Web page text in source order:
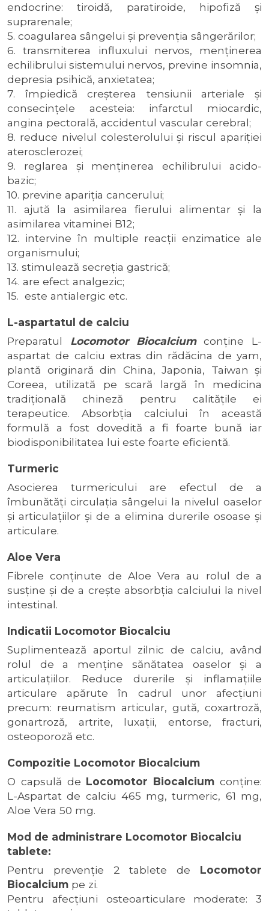
endocrine: tiroidă, paratiroide, hipofiză şi
suprarenale;
5. coagularea sângelui şi prevenţia sângerărilor;
6. transmiterea influxului nervos, menţinerea
echilibrului sistemului nervos, previne insomnia,
depresia psihică, anxietatea;
7. împiedică creşterea tensiunii arteriale şi
consecinţele acesteia: infarctul miocardic,
angina pectorală, accidentul vascular cerebral;
8. reduce nivelul colesterolului şi riscul apariţiei
aterosclerozei;
9. reglarea şi menţinerea echilibrului acido-
bazic;
10. previne apariţia cancerului;
11. ajută la asimilarea fierului alimentar şi la
asimilarea vitaminei B12;
12. intervine în multiple reacţii enzimatice ale
organismului;
13. stimulează secreţia gastrică;
14. are efect analgezic;
15. este antialergic etc.
L-aspartatul de calciu
Preparatul Locomotor Biocalciumconţine L-
aspartat de calciu extras din rădăcina de yam,
plantă originară din China, Japonia, Taiwan şi
Coreea, utilizată pe scară largă în medicina
tradiţională chineză pentru calităţile ei
terapeutice. Absorbţia calciului în această
formulă a fost dovedită a fi foarte bună iar
biodisponibilitatea lui este foarte eficientă.
Turmeric
Asocierea turmericului are efectul de a
îmbunătăţi circulaţia sângelui la nivelul oaselor
şi articulaţiilor şi de a elimina durerile osoase şi
articulare.
Aloe Vera
Fibrele conţinute de Aloe Vera au rolul de a
susţine şi de a creşte absorbţia calciului la nivel
intestinal.
Indicatii Locomotor Biocalciu
Suplimentează aportul zilnic de calciu, având
rolul de a menţine sănătatea oaselor şi a
articulaţiilor. Reduce durerile şi inflamaţiile
articulare apărute în cadrul unor afecţiuni
precum: reumatism articular, gută, coxartroză,
gonartroză, artrite, luxaţii, entorse, fracturi,
osteoporoză etc.
Compozitie Locomotor Biocalcium
O capsulă de Locomotor Biocalcium conţine:
L-Aspartat de calciu 465 mg, turmeric, 61 mg,
Aloe Vera 50 mg.
Mod de administrare Locomotor Biocalciu
tablete:
Pentru prevenţie 2 tablete de Locomotor
Biocalcium pe zi.
Pentru afecţiuni osteoarticulare moderate: 3